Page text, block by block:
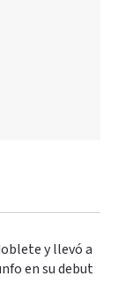
y llevó a
en su debut